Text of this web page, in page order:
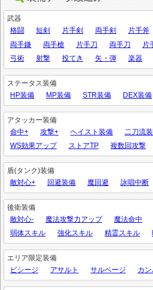
武器
格闘
短剣 片手剣 両手剣 片手斧
両手鎌
両手槍 片手刀 両手刀 片
弓術
射撃 投てき 矢・弾 楽器
ステータス装備
HP装備
MP装備 STR装備 DEX装備
アタッカー装備
命中+
攻撃+ ヘイスト装備 二刀流
WS効果アップ
ストアTP 複数回攻撃
盾(タンク)装備
敵対心+
回避装備 魔回避 詠唱中断
後衛装備
敵対心-
魔法攻撃力アップ 魔法命中
弱体スキル
強化スキル 精霊スキル
エリア限定装備
ビシージ
アサルト サルベージ カ